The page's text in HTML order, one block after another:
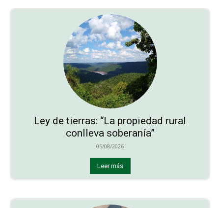
Ley de tierras: “La propiedad rural
conlleva soberanía”
05/08/2026
Leer más